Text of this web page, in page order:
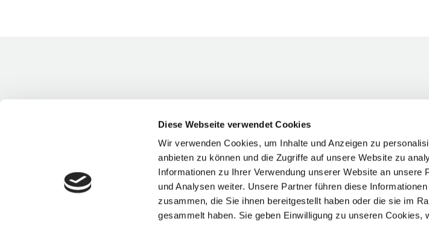
Diese Webseite verwendet Cookies
Wir verwenden Cookies, um Inhalte und Anzeigen zu
anbieten zu können und die Zugriffe auf unsere Website zu
Informationen zu Ihrer Verwendung unserer Website an unsere
und Analysen weiter. Unsere Partner führen diese
zusammen, die Sie ihnen bereitgestellt haben oder die sie im
gesammelt haben. Sie geben Einwilligung zu unseren Cookies,